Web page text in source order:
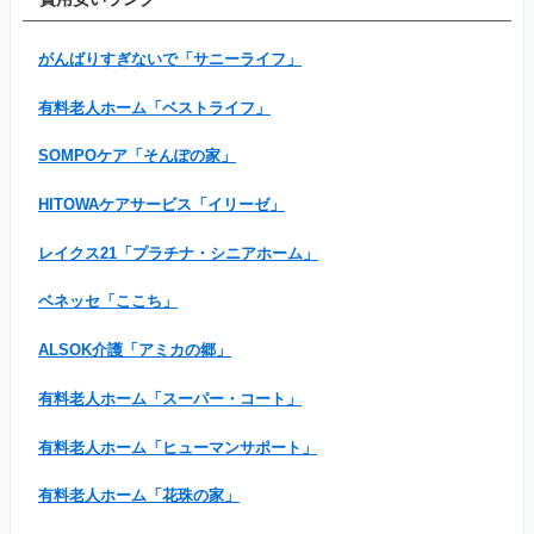
がんばりすぎないで「サニーライフ」
有料老人ホーム「ベストライフ」
SOMPOケア「そんぽの家」
HITOWAケアサービス「イリーゼ」
レイクス21「プラチナ・シニアホーム」
ベネッセ「ここち」
ALSOK介護「アミカの郷」
有料老人ホーム「スーパー・コート」
有料老人ホーム「ヒューマンサポート」
有料老人ホーム「花珠の家」